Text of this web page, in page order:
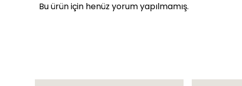
Bu ürün için henüz yorum yapılmamış.